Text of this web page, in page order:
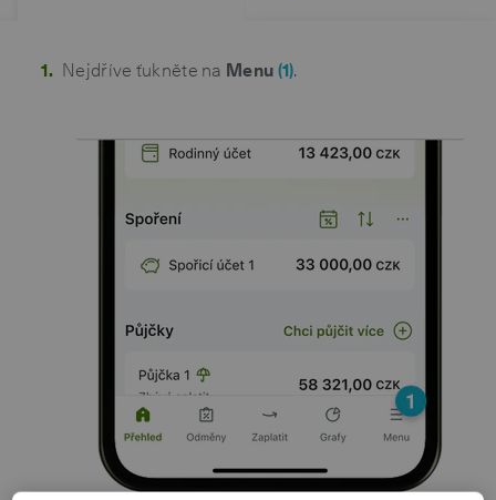
Nejdříve ťukněte na Menu (1).